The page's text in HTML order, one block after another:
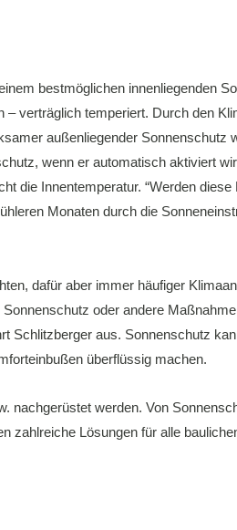
bestmöglichen innenliegenden
verträglich temperiert. Durch den
außenliegender Sonnenschutz
wenn er automatisch aktiviert
die Innentemperatur. “Werden
Monaten durch die
dafür aber immer häufiger
oder andere
Schlitzberger aus. Sonnenschutz
überflüssig machen.
nachgerüstet werden. Von
zahlreiche Lösungen für alle